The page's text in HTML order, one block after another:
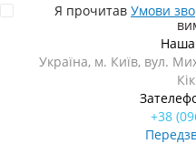
Я прочитав Умови
Наша
Україна, м. Київ, вул.
+38